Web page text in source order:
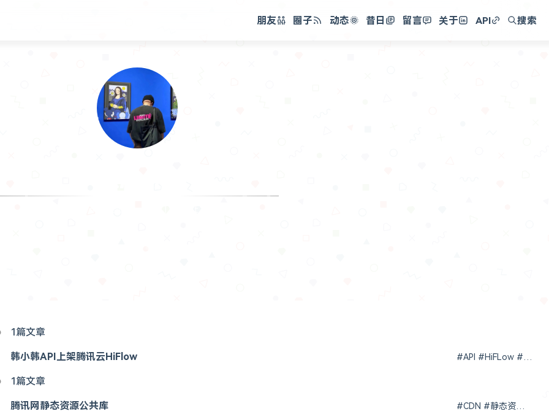
朋友 圈子 动态 昔日 留言 关于 API 搜索
1篇文章
韩小韩API上架腾讯云HiFlow
1篇文章
腾讯网静态资源公共库 #CDN #静态资源库 #腾讯